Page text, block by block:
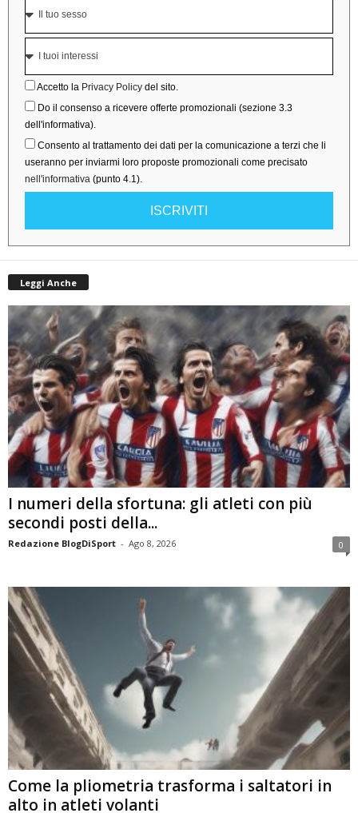
Accetto la Privacy Policy del sito.
Do il consenso a ricevere offerte promozionali (sezione 3.3
dell'informativa).
Consento al trattamento dei dati per la comunicazione a terzi che li
useranno per inviarmi loro proposte promozionali come precisato
nell'informativa (punto 4.1).
ISCRIVITI
Leggi Anche
I numeri della sfortuna: gli atleti con più
secondi posti della...
Redazione BlogDiSport - Ago 8, 2026 0
Come la pliometria trasforma i saltatori in
alto in atleti volanti